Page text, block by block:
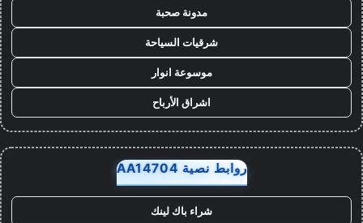
مدونة صحبة
شرقيات السياحة
موسوعة انوار
اشراق الأرباح
روابط نصية AA14704
شراء باك لينك